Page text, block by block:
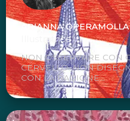
ARIANNA OPERAMOLLA
Illustratrice
NON OSSERVARE CON
CERVELLO. NON
CON LA RAGIONE...